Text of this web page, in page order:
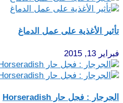
تأثير الأغذية على عمل الدماغ
فبراير 13, 2015
الجرجار : فجل حار Horseradish